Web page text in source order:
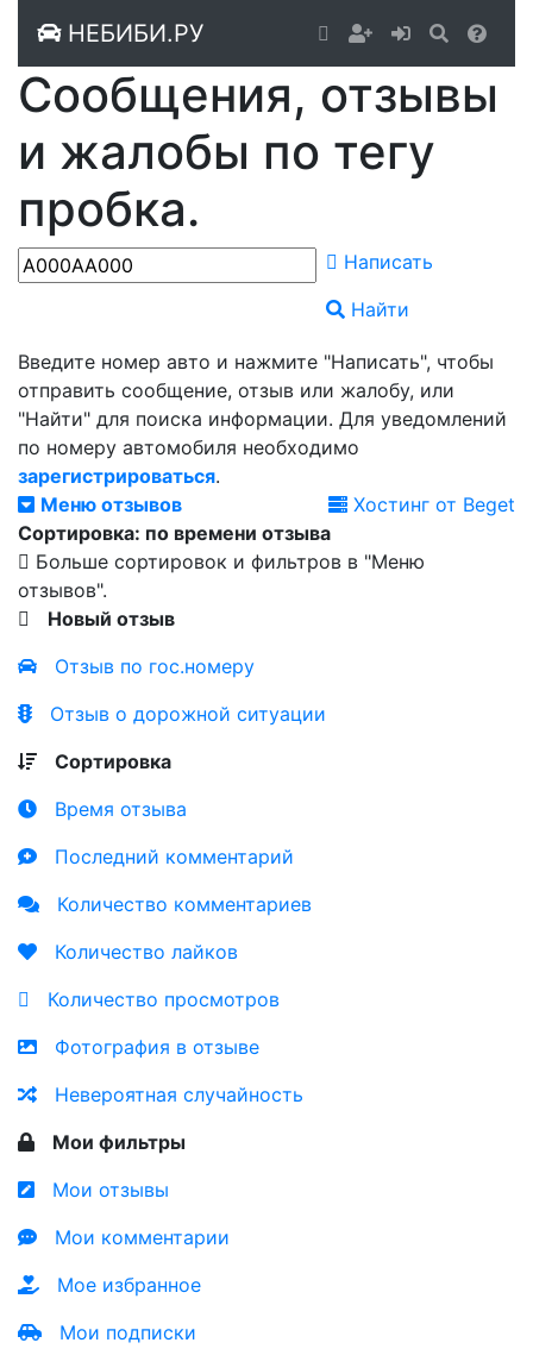
НЕБИБИ.РУ
Сообщения, отзывы
и жалобы по тегу
пробка.
Написать
Найти
Введите номер авто и нажмите "Написать", чтобы
отправить сообщение, отзыв или жалобу, или
"Найти" для поиска информации. Для уведомлений
по номеру автомобиля необходимо
зарегистрироваться.
Меню отзывов
Хостинг от Beget
Сортировка: по времени отзыва
Больше сортировок и фильтров в "Меню
отзывов".
Новый отзыв
Отзыв по гос.номеру
Отзыв о дорожной ситуации
Сортировка
Время отзыва
Последний комментарий
Количество комментариев
Количество лайков
Количество просмотров
Фотография в отзыве
Невероятная случайность
Мои фильтры
Мои отзывы
Мои комментарии
Мое избранное
Мои подписки